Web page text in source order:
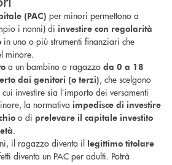
(PAC) per minori permettono a
i nonni) di investire con regolarità
in uno o più strumenti finanziari che
minore.
a un bambino o ragazzo da 0 a 18
dai genitori (o terzi), che scelgono
investire sia l’importo dei versamenti
la normativa impedisce di investire
o di prelevare il capitale investito
.
il ragazzo diventa il legittimo titolare
diventa un PAC per adulti. Potrà